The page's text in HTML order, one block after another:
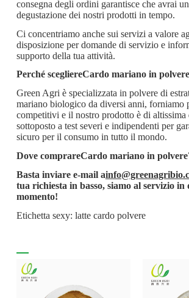
consegna degli ordini garantisce che avrai
degustazione dei nostri prodotti in tempo.
Ci concentriamo anche sui servizi a valore
disposizione per domande di servizio e
supporto della tua attività.
Perché scegliereCardo mariano in polvere
Green Agri è specializzata in polvere di
mariano biologico da diversi anni, forniamo
competitivi e il nostro prodotto è di altissima
sottoposto a test severi e indipendenti per
sicuro per il consumo in tutto il mondo.
Dove comprareCardo mariano in polvere
Basta inviare e-mail a
tua richiesta in basso, siamo al servizio in
momento!
Etichetta sexy: latte cardo polvere